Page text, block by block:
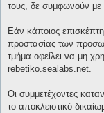
τους, δε συμφωνούν με
Εάν κάποιος
προστασίας των
τμήμα οφείλει να μη
rebetiko.sealabs.net.
Οι συμμετέχοντες
το αποκλειστικό